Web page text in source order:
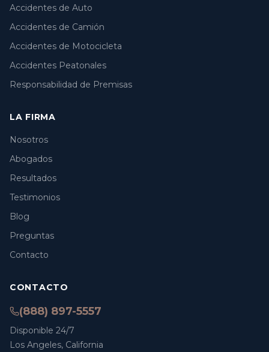
Accidentes de Auto
Accidentes de Camión
Accidentes de Motocicleta
Accidentes Peatonales
Responsabilidad de Premisas
LA FIRMA
Nosotros
Abogados
Resultados
Testimonios
Blog
Preguntas
Contacto
CONTACTO
(888) 897-5557
Disponible 24/7
Los Angeles, California